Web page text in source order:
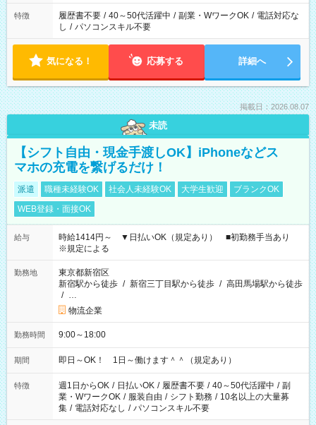
特徴 履歴書不要 / 40～50代活躍中 / 副業・WワークOK / 電話対応な
し / パソコンスキル不要
気になる！ 応募する 詳細へ
掲載日：2026.08.07
未読
【シフト自由・現金手渡しOK】iPhoneなどス
マホの充電を繋げるだけ！
派遣 職種未経験OK 社会人未経験OK 大学生歓迎
ブランクOK
WEB登録・面接OK
給与
時給1414円～ ▼日払いOK（規定あり） ■初勤務手当あり
※規定による
勤務地
東京都新宿区
新宿駅から徒歩 / 新宿三丁目駅から徒歩 / 高田馬場駅から徒歩
/ …
物流企業
勤務時間 9:00～18:00
期間 即日～OK！ 1日～働けます＾＾（規定あり）
特徴 週1日からOK / 日払いOK / 履歴書不要 / 40～50代活躍中 / 副
業・WワークOK / 服装自由 / シフト勤務 / 10名以上の大量募
集 / 電話対応なし / パソコンスキル不要